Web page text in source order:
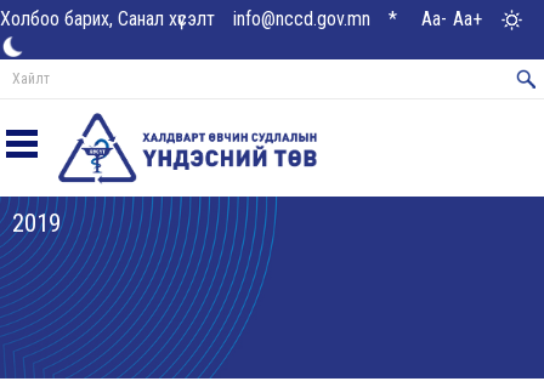
Холбоо барих, Санал хүсэлт info@nccd.gov.mn * Aa- Aa+
2019